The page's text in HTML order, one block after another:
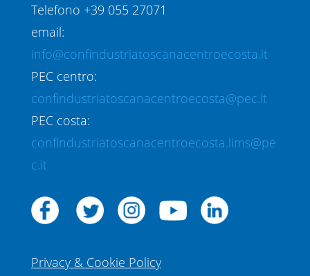
Telefono +39 055 27071
email:
info@confindustriatoscanacentroecosta.it
PEC centro:
confindustriatoscanacentroecosta@pec.it
PEC costa:
confindustriatoscanacentroecosta.lims@pe
c.it
Privacy & Cookie Policy